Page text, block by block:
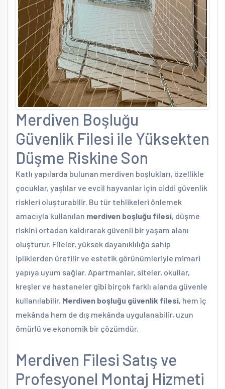
Merdiven Boşluğu
Güvenlik Filesi ile Yüksekten
Düşme Riskine Son
Katlı yapılarda bulunan merdiven boşlukları, özellikle
çocuklar, yaşlılar ve evcil hayvanlar için ciddi güvenlik
riskleri oluşturabilir. Bu tür tehlikeleri önlemek
amacıyla kullanılan merdiven boşluğu filesi, düşme
riskini ortadan kaldırarak güvenli bir yaşam alanı
oluşturur. Fileler, yüksek dayanıklılığa sahip
ipliklerden üretilir ve estetik görünümleriyle mimari
yapıya uyum sağlar. Apartmanlar, siteler, okullar,
kreşler ve hastaneler gibi birçok farklı alanda güvenle
kullanılabilir. Merdiven boşluğu güvenlik filesi, hem iç
mekânda hem de dış mekânda uygulanabilir, uzun
ömürlü ve ekonomik bir çözümdür.
Merdiven Filesi Satış ve
Profesyonel Montaj Hizmeti